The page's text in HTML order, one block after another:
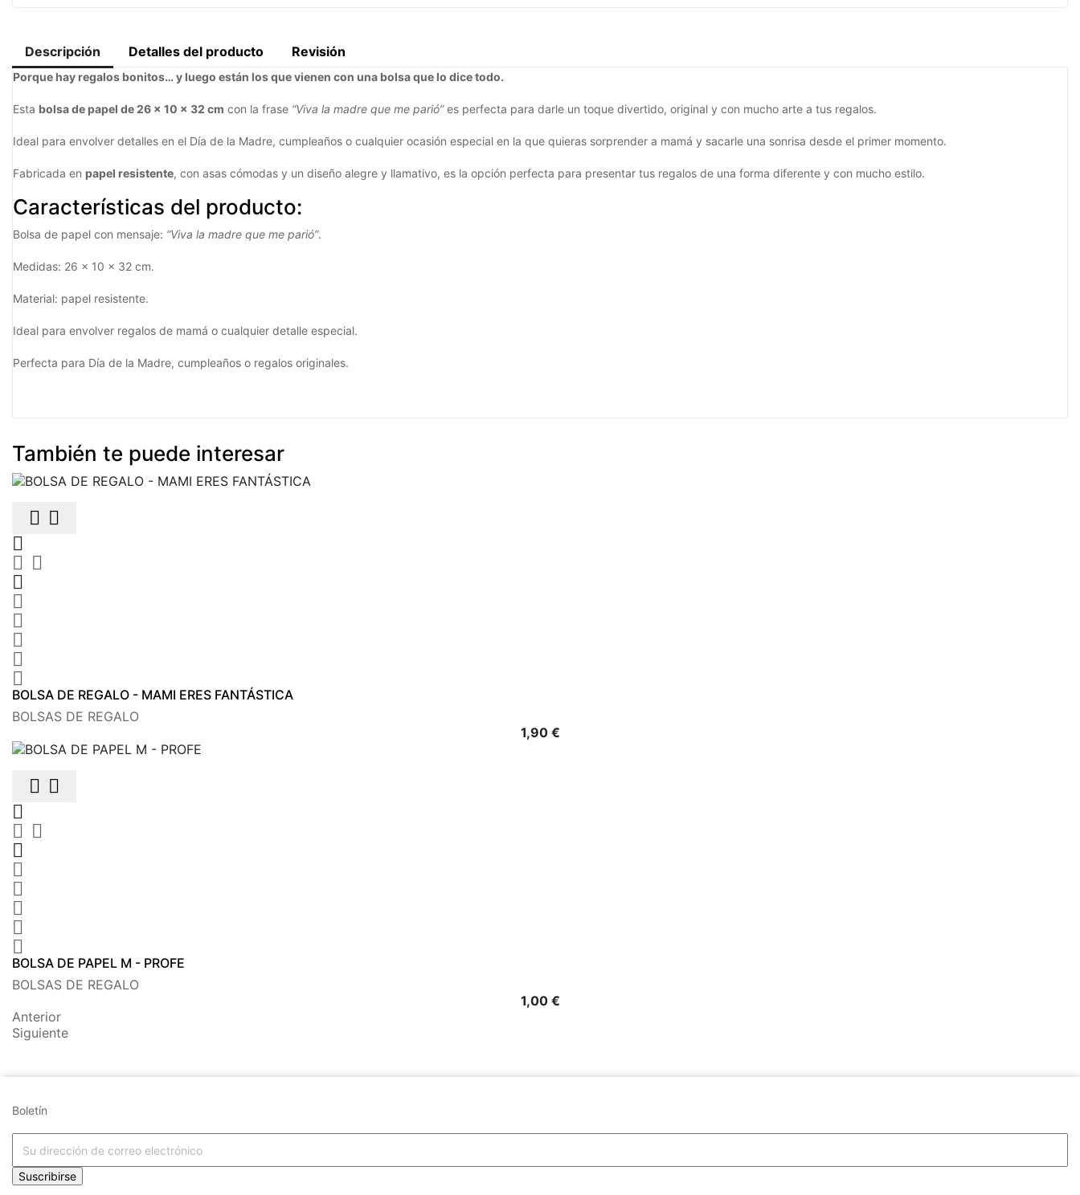
Descripción Detalles del producto Revisión
Porque hay regalos bonitos… y luego están los que vienen con una bolsa que lo dice todo.
Esta bolsa de papel de 26 x 10 x 32 cm con la frase “Viva la madre que me parió”es perfecta para darle un toque divertido, original y con mucho arte a tus regalos.
Ideal para envolver detalles en el Día de la Madre, cumpleaños o cualquier ocasión especial en la que quieras sorprender a mamá y sacarle una sonrisa desde el primer momento.
Fabricada en papel resistente, con asas cómodas y un diseño alegre y llamativo, es la opción perfecta para presentar tus regalos de una forma diferente y con mucho estilo.
Características del producto:
Bolsa de papel con mensaje: “Viva la madre que me parió”.
Medidas: 26 x 10 x 32 cm.
Material: papel resistente.
Ideal para envolver regalos de mamá o cualquier detalle especial.
Perfecta para Día de la Madre, cumpleaños o regalos originales.
También te puede interesar
 

 






BOLSA DE REGALO - MAMI ERES FANTÁSTICA
BOLSAS DE REGALO
1,90 €Precio











BOLSA DE PAPEL M - PROFE
BOLSAS DE REGALO
1,00 €Precio
Anterior
Siguiente
Boletín
Suscribirse